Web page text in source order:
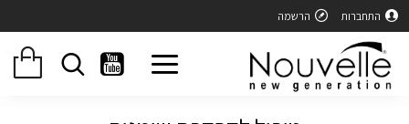
התחברות הרשמה